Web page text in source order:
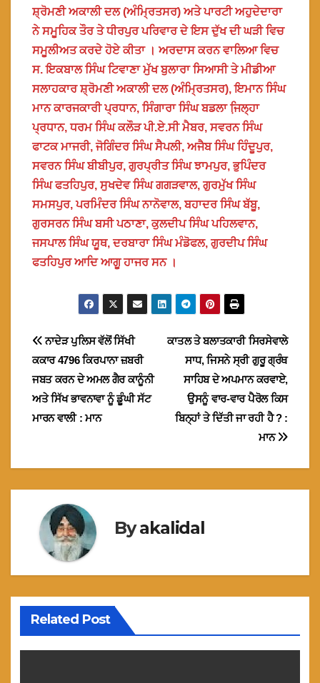
ਸ਼੍ਰੋਮਣੀ ਅਕਾਲੀ ਦਲ (ਅੰਮ੍ਰਿਤਸਰ) ਅਤੇ ਪਾਰਟੀ ਅਹੁਦੇਦਾਰਾ
ਨੇ ਸਮੂਹਿਕ ਤੌਰ ਤੇ ਧੀਰਪੁਰ ਪਰਿਵਾਰ ਦੇ ਇਸ ਦੁੱਖ ਦੀ ਘੜੀ ਵਿਚ
ਸਮੂਲੀਅਤ ਕਰਦੇ ਹੋਏ ਕੀਤਾ । ਅਰਦਾਸ ਕਰਨ ਵਾਲਿਆ ਵਿਚ
ਸ. ਇਕਬਾਲ ਸਿੰਘ ਟਿਵਾਣਾ ਮੁੱਖ ਬੁਲਾਰਾ ਸਿਆਸੀ ਤੇ ਮੀਡੀਆ
ਸਲਾਹਕਾਰ ਸ਼੍ਰੋਮਣੀ ਅਕਾਲੀ ਦਲ (ਅੰਮ੍ਰਿਤਸਰ), ਇਮਾਨ ਸਿੰਘ
ਮਾਨ ਕਾਰਜਕਾਰੀ ਪ੍ਰਧਾਨ, ਸਿੰਗਾਰਾ ਸਿੰਘ ਬਡਲਾ ਜਿ਼ਲ੍ਹਾ
ਪ੍ਰਧਾਨ, ਧਰਮ ਸਿੰਘ ਕਲੌੜ ਪੀ.ਏ.ਸੀ ਮੈਬਰ, ਸਵਰਨ ਸਿੰਘ
ਫਾਟਕ ਮਾਜਰੀ, ਜੋਗਿੰਦਰ ਸਿੰਘ ਸੈਪਲੀ, ਅਜੈਬ ਸਿੰਘ ਹਿੰਦੂਪੁਰ,
ਸਵਰਨ ਸਿੰਘ ਬੀਬੀਪੁਰ, ਗੁਰਪ੍ਰੀਤ ਸਿੰਘ ਝਾਮਪੁਰ, ਭੁਪਿੰਦਰ
ਸਿੰਘ ਫਤਹਿਪੁਰ, ਸੁਖਦੇਵ ਸਿੰਘ ਗਗੜਵਾਲ, ਗੁਰਮੁੱਖ ਸਿੰਘ
ਸਮਸਪੁਰ, ਪਰਮਿੰਦਰ ਸਿੰਘ ਨਾਨੋਵਾਲ, ਬਹਾਦਰ ਸਿੰਘ ਬੱਬੂ,
ਗੁਰਸਰਨ ਸਿੰਘ ਬਸੀ ਪਠਾਣਾ, ਕੁਲਦੀਪ ਸਿੰਘ ਪਹਿਲਵਾਨ,
ਜਸਪਾਲ ਸਿੰਘ ਯੂਥ, ਦਰਬਾਰਾ ਸਿੰਘ ਮੰਡੋਫਲ, ਗੁਰਦੀਪ ਸਿੰਘ
ਫਤਹਿਪੁਰ ਆਦਿ ਆਗੂ ਹਾਜਰ ਸਨ ।
Post
navigation
ਕਾਤਲ ਤੇ ਬਲਾਤਕਾਰੀ ਸਿਰਸੇਵਾਲੇ
ਸਾਧ, ਜਿਸਨੇ ਸ੍ਰੀ ਗੁਰੂ ਗ੍ਰੰਥ
ਸਾਹਿਬ ਦੇ ਅਪਮਾਨ ਕਰਵਾਏ,
ਉਸਨੂੰ ਵਾਰ-ਵਾਰ ਪੈਰੋਲ ਕਿਸ
ਬਿਨ੍ਹਾਂ ਤੇ ਦਿੱਤੀ ਜਾ ਰਹੀ ਹੈ ? :
ਮਾਨ
ਨਾਦੇੜ ਪੁਲਿਸ ਵੱਲੋਂ ਸਿੱਖੀ
ਕਕਾਰ 4796 ਕਿਰਪਾਨਾ ਜ਼ਬਰੀ
ਜਬਤ ਕਰਨ ਦੇ ਅਮਲ ਗੈਰ ਕਾਨੂੰਨੀ
ਅਤੇ ਸਿੱਖ ਭਾਵਨਾਵਾ ਨੂੰ ਡੂੰਘੀ ਸੱਟ
ਮਾਰਨ ਵਾਲੀ : ਮਾਨ
Byakalidal
Related Post